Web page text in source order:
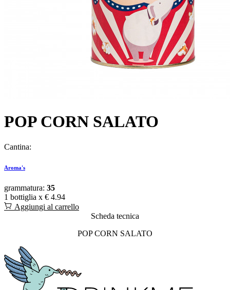
POP CORN SALATO
Cantina:
Aroma's
grammatura: 35
1 bottiglia x € 4.94
Aggiungi al carrello
Scheda tecnica
POP CORN SALATO